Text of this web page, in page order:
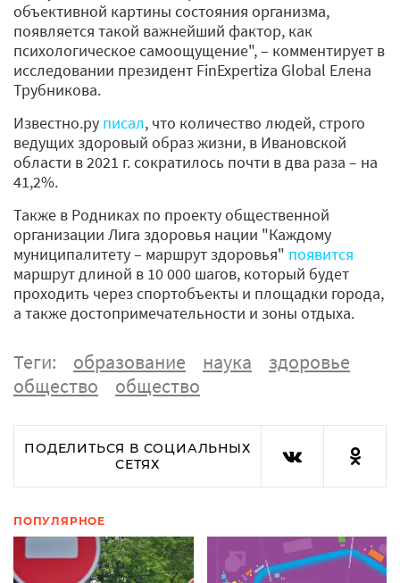
объективной картины состояния организма,
появляется такой важнейший фактор, как
психологическое самоощущение", – комментирует в
исследовании президент FinExpertiza Global Елена
Трубникова.
Известно.ру писал, что количество людей, строго
ведущих здоровый образ жизни, в Ивановской
области в 2021 г. сократилось почти в два раза – на
41,2%.
Также в Родниках по проекту общественной
организации Лига здоровья нации "Каждому
муниципалитету – маршрут здоровья" появится
маршрут длиной в 10 000 шагов, который будет
проходить через спортобъекты и площадки города,
а также достопримечательности и зоны отдыха.
Теги: образование наука
здоровье
общество
общество
ПОДЕЛИТЬСЯ В СОЦИАЛЬНЫХ
СЕТЯХ
ПОПУЛЯРНОЕ